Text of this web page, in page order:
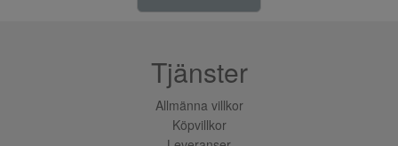
Tjänster
Allmänna villkor
Köpvillkor